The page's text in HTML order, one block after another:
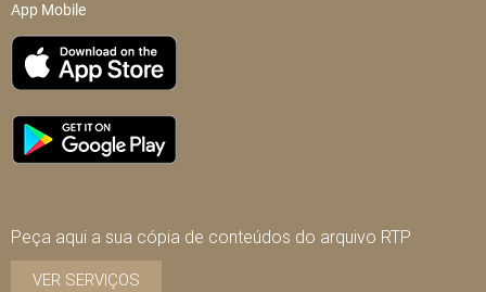
App Mobile
Peça aqui a sua cópia de conteúdos do arquivo RTP
VER SERVIÇOS